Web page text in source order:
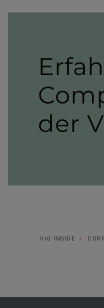
der
VIG INSIDE